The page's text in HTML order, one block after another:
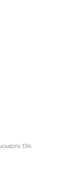
134